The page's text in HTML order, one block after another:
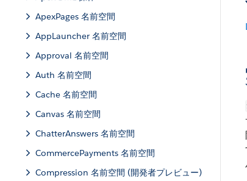
ApexPages 名前空間
AppLauncher 名前空間
Approval 名前空間
Auth 名前空間
Cache 名前空間
Canvas 名前空間
ChatterAnswers 名前空間
CommercePayments 名前空間
Compression 名前空間 (開発者プレビュー)